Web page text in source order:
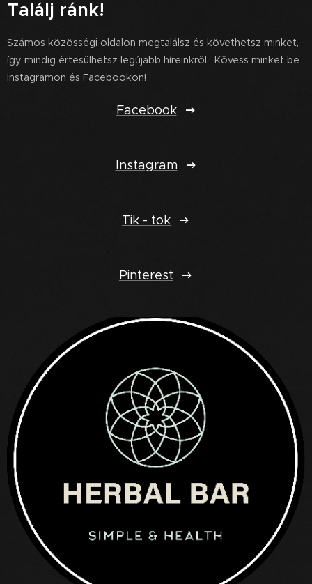
Találj ránk!
Számos közösségi oldalon megtalálsz és követhetsz minket,
így mindig értesülhetsz legújabb híreinkről. Kövess minket be
Instagramon és Facebookon!
Facebook
Instagram
Tik - tok
Pinterest